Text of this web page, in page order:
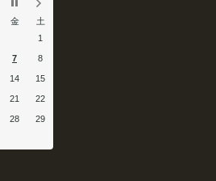
金
土
1
7 8
14 15
21 22
28 29